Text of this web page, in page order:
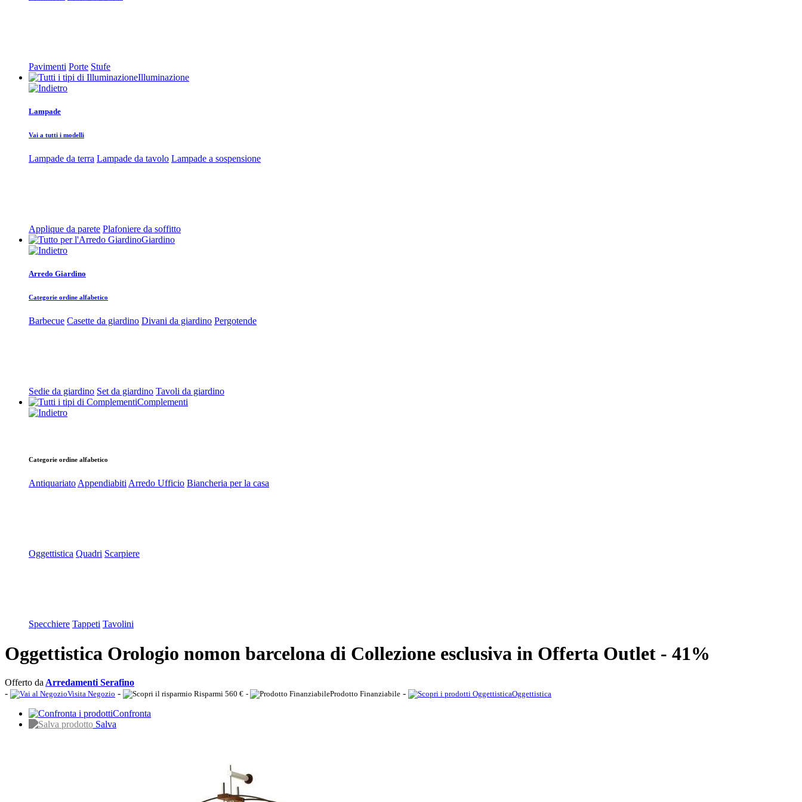
Pavimenti Porte Stufe
Illuminazione
Lampade
Vai a tutti i modelli
Lampade da terra Lampade da tavolo Lampade a sospensione
Applique da parete Plafoniere da soffitto
Giardino
Arredo Giardino
Categorie ordine alfabetico
Barbecue Casette da giardino Divani da giardino Pergotende
Sedie da giardino Set da giardino Tavoli da giardino
Complementi
Categorie ordine alfabetico
Antiquariato Appendiabiti Arredo Ufficio Biancheria per la casa
Oggettistica Quadri Scarpiere
Specchiere Tappeti Tavolini
Oggettistica Orologio nomon barcelona di Collezione esclusiva in Offerta Outlet - 41%
Offerto da Arredamenti Serafino
-
Visita Negozio - Risparmi 560 € - Prodotto Finanziabile - Oggettistica
Confronta
Salva